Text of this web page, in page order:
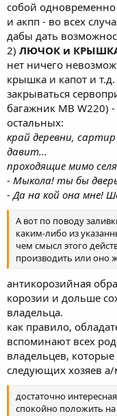
собой
и акпп - во всех
дабы дать
2) ЛЮЧОК и
нет ничего
крышка и капот и
закрываться
багажник MB W220) -
остальных:
край деревни,
давит...
проходящие мимо
- Мыкола! ты бы
- Да на кой она мне!
А вот по поводу
каким-либо из
чем смысл этого
производить или оно
антикорозийная
корозии и дольше
владельца.
как правило,
вспоминают всех
владельцев,
следующих хозяев а/
достаточно
спокойно положить